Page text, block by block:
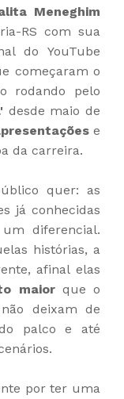
Meneghim
RS com sua
do YouTube
começaram o
rodando pelo
desde maio de
e
da carreira.
quer: as
já conhecidas
diferencial.
histórias, a
afinal elas
maiorque o
deixam de
palco e até
por ter uma